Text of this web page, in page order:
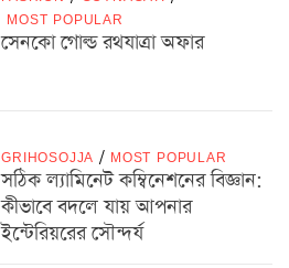
MOST POPULAR
সেনকো গোল্ড রথযাত্রা অফার
GRIHOSOJJA / MOST POPULAR
সঠিক ল্যামিনেট কম্বিনেশনের বিজ্ঞান:
কীভাবে বদলে যায় আপনার
ইন্টেরিয়রের সৌন্দর্য